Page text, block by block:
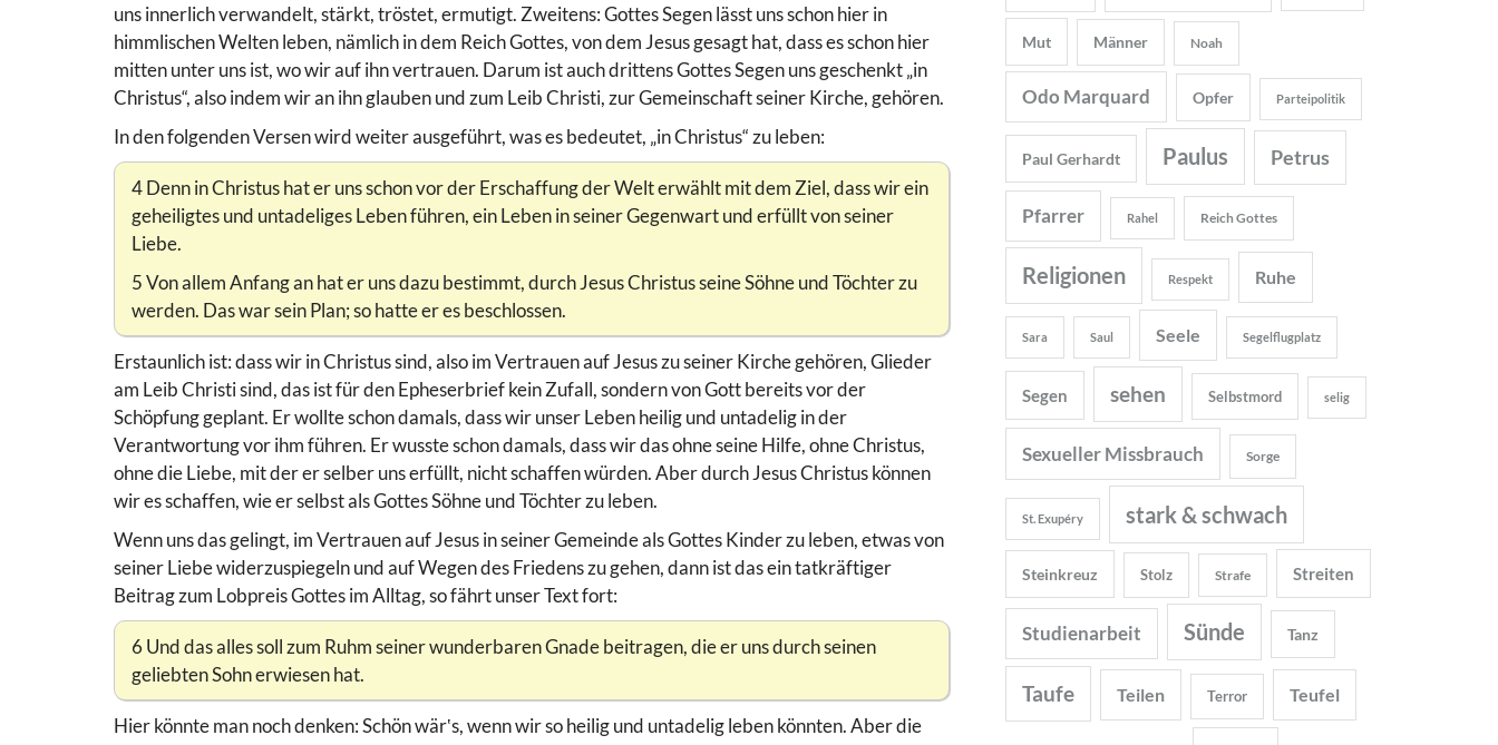
uns innerlich verwandelt, stärkt, tröstet, ermutigt. Zweitens: Gottes Segen lässt uns schon hier in
himmlischen Welten leben, nämlich in dem Reich Gottes, von dem Jesus gesagt hat, dass es schon hier
mitten unter uns ist, wo wir auf ihn vertrauen. Darum ist auch drittens Gottes Segen uns geschenkt „in
Christus“, also indem wir an ihn glauben und zum Leib Christi, zur Gemeinschaft seiner Kirche, gehören.
In den folgenden Versen wird weiter ausgeführt, was es bedeutet, „in Christus“ zu leben:
4 Denn in Christus hat er uns schon vor der Erschaffung der Welt erwählt mit dem Ziel, dass wir ein
geheiligtes und untadeliges Leben führen, ein Leben in seiner Gegenwart und erfüllt von seiner
Liebe.
5 Von allem Anfang an hat er uns dazu bestimmt, durch Jesus Christus seine Söhne und Töchter zu
werden. Das war sein Plan; so hatte er es beschlossen.
Erstaunlich ist: dass wir in Christus sind, also im Vertrauen auf Jesus zu seiner Kirche gehören, Glieder
am Leib Christi sind, das ist für den Epheserbrief kein Zufall, sondern von Gott bereits vor der
Schöpfung geplant. Er wollte schon damals, dass wir unser Leben heilig und untadelig in der
Verantwortung vor ihm führen. Er wusste schon damals, dass wir das ohne seine Hilfe, ohne Christus,
ohne die Liebe, mit der er selber uns erfüllt, nicht schaffen würden. Aber durch Jesus Christus können
wir es schaffen, wie er selbst als Gottes Söhne und Töchter zu leben.
Wenn uns das gelingt, im Vertrauen auf Jesus in seiner Gemeinde als Gottes Kinder zu leben, etwas von
seiner Liebe widerzuspiegeln und auf Wegen des Friedens zu gehen, dann ist das ein tatkräftiger
Beitrag zum Lobpreis Gottes im Alltag, so fährt unser Text fort:
6 Und das alles soll zum Ruhm seiner wunderbaren Gnade beitragen, die er uns durch seinen
geliebten Sohn erwiesen hat.
Hier könnte man noch denken: Schön wär‛s, wenn wir so heilig und untadelig leben könnten. Aber die
Mut Männer Noah
Odo Marquard Opfer Parteipolitik
Paul Gerhardt Paulus Petrus
Pfarrer Rahel Reich Gottes
Religionen Respekt Ruhe
Sara Saul Seele Segelflugplatz
Segen sehen Selbstmord selig
Sexueller Missbrauch Sorge
St. Exupéry stark & schwach
Steinkreuz Stolz Strafe Streiten
Studienarbeit Sünde Tanz
Taufe Teilen Terror Teufel